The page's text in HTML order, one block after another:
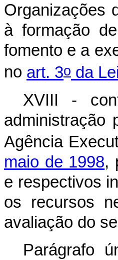
Organizações
à formação
fomento e a
no art. 3o da
XVIII -
administração
Agência
maio de 1998,
e respectivos
os recursos
avaliação do
Parágrafo